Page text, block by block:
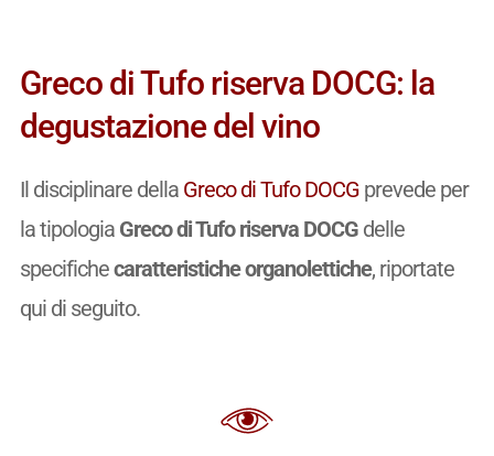
Greco di Tufo riserva DOCG: la
degustazione del vino
Il disciplinare della Greco di Tufo DOCGprevede per
la tipologia Greco di Tufo riserva DOCGdelle
specifichecaratteristiche organolettiche, riportate
qui di seguito.